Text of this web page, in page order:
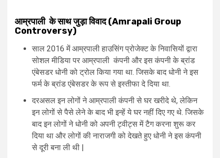
आम्रपाली के साथ जुड़ा विवाद (Amrapali Group
Controversy)
साल 2016 में आम्रपाली हाउसिंग प्रोजेक्ट के निवासियों द्वारा
सोशल मीडिया पर आम्रपाली कंपनी और इस कंपनी के ब्रांड
एंबेसडर धोनी को ट्रोल किया गया था. जिसके बाद धोनी ने इस
फर्म के ब्रांड एंबेसडर के रूप से इस्तीफा दे दिया था.
दरअसल इन लोगों ने आम्रपाली कंपनी से घर खरीदे थे, लेकिन
इन लोगों से पैसे लेने के बाद भी इन्हें ये घर नहीं दिए गए थे. जिसके
बाद इन लोगों ने धोनी को अपनी ट्वीट्स में टैग करना शुरू कर
दिया था और लोगों की नाराजगी को देखते हुए धोनी ने इस कंपनी
से दूरी बना ली थी |